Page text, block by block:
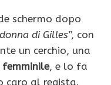
schermo dopo
di Gilles”, con
un cerchio, una
, e lo fa
caro al regista.